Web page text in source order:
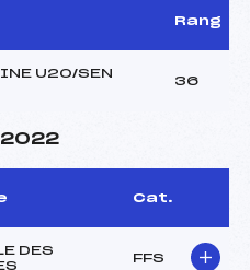
Rang
U20/SEN
36
Cat.
DES
FFS